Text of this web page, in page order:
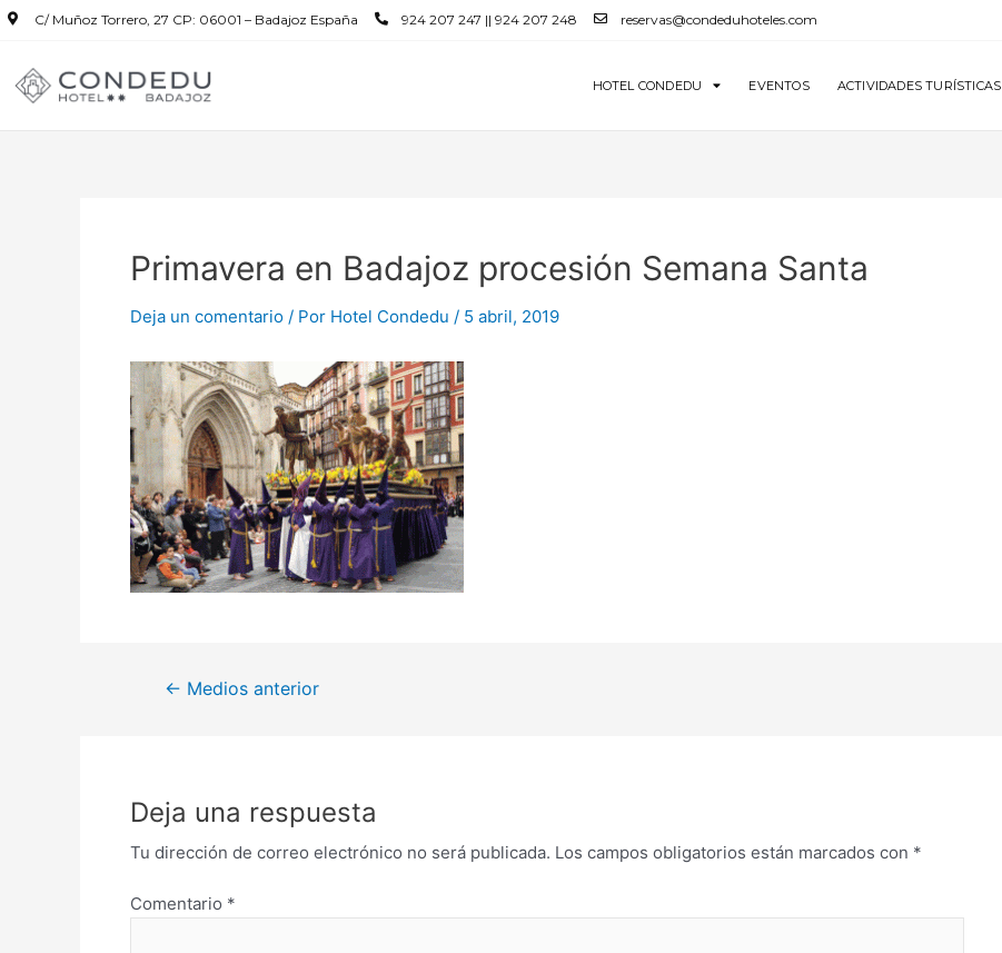
C/ Muñoz Torrero, 27 CP: 06001 – Badajoz España 924 207 247 || 924 207 248 reservas@condeduhoteles.com
HOTEL CONDEDU EVENTOS ACTIVIDADES TURÍSTICAS
Primavera en Badajoz procesión Semana Santa
Deja un comentario / Por Hotel Condedu / 5 abril, 2019
← Medios anterior
Deja una respuesta
Tu dirección de correo electrónico no será publicada. Los campos obligatorios están marcados con *
Comentario *